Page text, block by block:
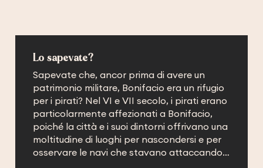
Lo sapevate?
Sapevate che, ancor prima di avere un
patrimonio militare, Bonifacio era un rifugio
per i pirati? Nel VI e VII secolo, i pirati erano
particolarmente affezionati a Bonifacio,
poiché la città e i suoi dintorni offrivano una
moltitudine di luoghi per nascondersi e per
osservare le navi che stavano attaccando…